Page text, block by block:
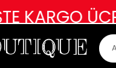
ABİYE,